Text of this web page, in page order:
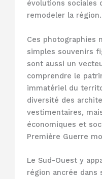
évolutions sociales
remodeler la région.
Ces photographies
simples souvenirs
sont aussi un
comprendre le
immatériel du
diversité des
vestimentaires,
économiques et
Première Guerre
Le Sud-Ouest y
région ancrée dans